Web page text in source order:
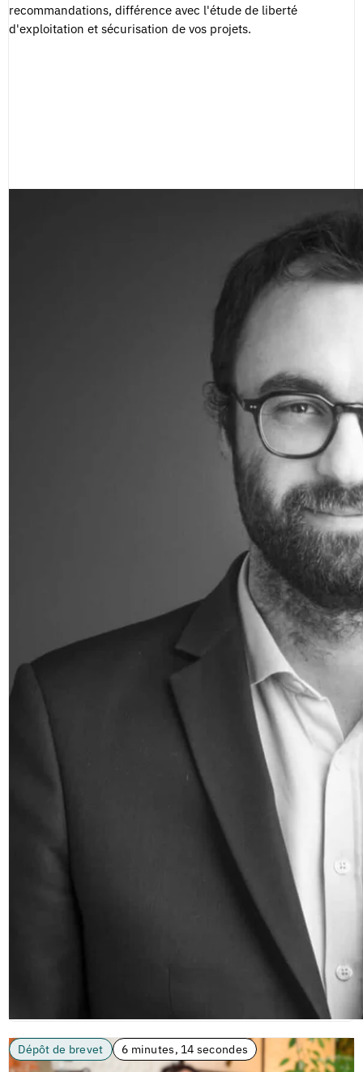
recommandations, différence avec l'étude de liberté
d'exploitation et sécurisation de vos projets.
Dépôt de brevet 6 minutes, 14 secondes